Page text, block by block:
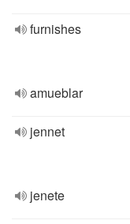
furnishes
amueblar
jennet
jenete